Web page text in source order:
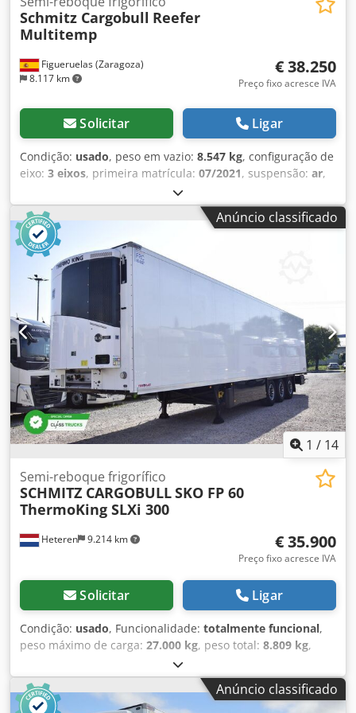
Figueruelas (Zaragoza)
8.117 km
Schmitz Cargobull Reefer
Multitemp
€ 38.250
Preço fixo acresce IVA
Solicitar Ligar
Condição: usado, peso em vazio: 8.547 kg, configuração de
eixo: 3 eixos, primeira matrícula: 07/2021, suspensão: ar,
, Equipamento:
suspensão pneumática, proteção anti-empotramento
traseira, Sistema de Travagem Electrónico (EBS), ficha de
1x15 e 2x7 pinos, sistema antispray. Consulte uma visão
geral de todos os veículos disponíveis no nosso website.
Necessita de financiamento? Oferecemos soluções de
financiamento personalizadas, contratos de serviço
completo e serviços telemáticos. Teremos todo o gosto em
aconselhá-lo pessoalmente. Dkjdpfxjztgpvs Amhsr
Anúncio classificado
1 / 14
Heteren 9.214 km
Semi-reboque frigorífico
SCHMITZ CARGOBULLSKO FP 60
ThermoKing SLXi 300
€ 35.900
Preço fixo acresce IVA
Solicitar Ligar
Condição: usado, Funcionalidade: totalmente funcional,
peso máximo de carga: 27.000 kg, peso total: 8.809 kg,
3 eixos, primeira matrícula:
comprimento total:14.040 mm, largura total:2.600 mm,
suspensão:ar, cor: branco, Ano de fabrico:2021,
Anúncio classificado